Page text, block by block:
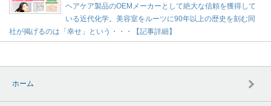
ヘアケア製品のOEMメーカーとして絶大な信頼を獲得して
いる近代化学。美容室をルーツに90年以上の歴史を刻む同
社が掲げるのは「幸せ」という・・・【記事詳細】
ホーム